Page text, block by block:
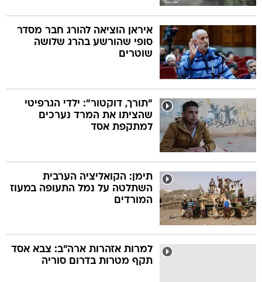
איראן הוציאה להורג חבר מסדר
סופי שהורשע בהרג שלושה
שוטרים
"תורך, דוקטור": ילדי הגרפיטי
שהציתו את המרד נערכים
למתקפת אסד
תימן: הקואליציה הערבית
השתלטה על נמל התעופה במעוז
המורדים
למרות אזהרות ארה"ב: צבא אסד
תקף מטרות בדרום סוריה